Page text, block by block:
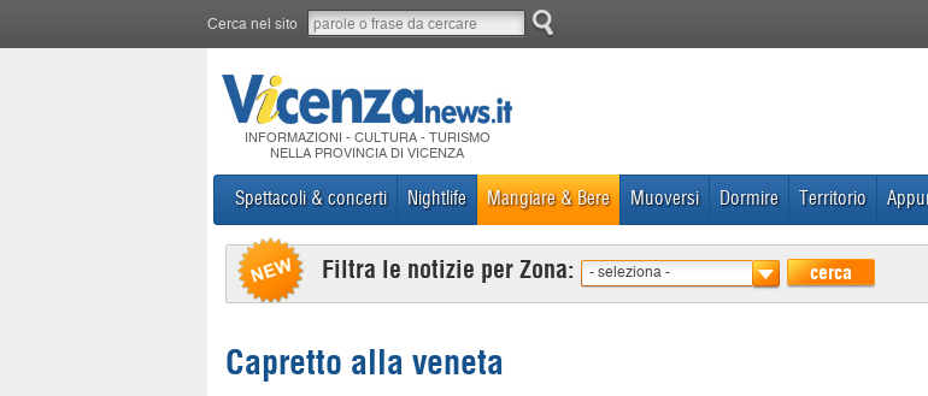
Cerca nel sito
INFORMAZIONI - CULTURA - TURISMO
NELLA PROVINCIA DI VICENZA
Spettacoli & concerti Nightlife Mangiare & Bere Muoversi Dormire Territorio
Filtra le notizie per Zona: - seleziona - cerca
Capretto alla veneta